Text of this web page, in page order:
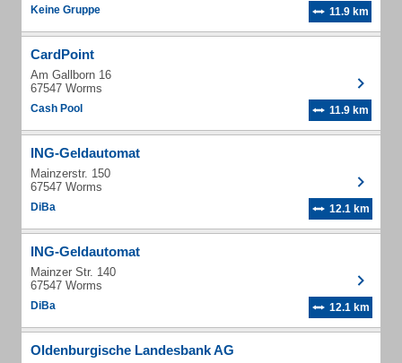
Keine Gruppe 11.9 km
CardPoint
Am Gallborn 16
67547 Worms
Cash Pool 11.9 km
ING-Geldautomat
Mainzerstr. 150
67547 Worms
DiBa 12.1 km
ING-Geldautomat
Mainzer Str. 140
67547 Worms
DiBa 12.1 km
Oldenburgische Landesbank AG